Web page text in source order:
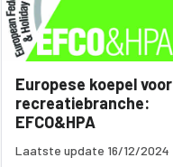
Europese koepel voor
recreatiebranche:
EFCO&HPA
Laatste update 16/12/2024